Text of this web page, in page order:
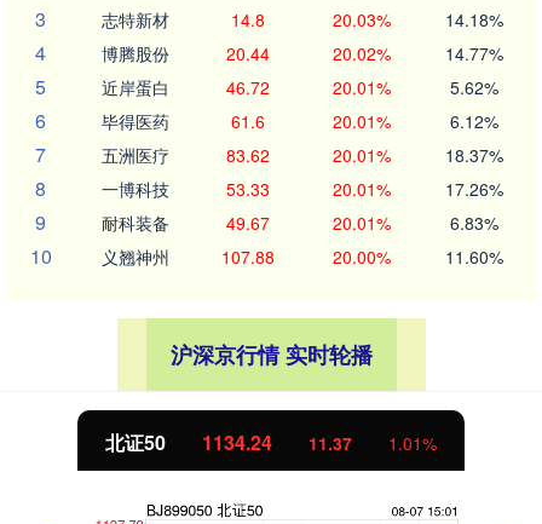
3 志特新材 14.8 20.03% 14.18%
4 博腾股份 20.44 20.02% 14.77%
5 近岸蛋白 46.72 20.01% 5.62%
6 毕得医药 61.6 20.01% 6.12%
7 五洲医疗 83.62 20.01% 18.37%
8 一博科技 53.33 20.01% 17.26%
9 耐科装备 49.67 20.01% 6.83%
10 义翘神州 107.88 20.00% 11.60%
沪深京行情 实时轮播
北证50 1134.24 11.37 1.01%